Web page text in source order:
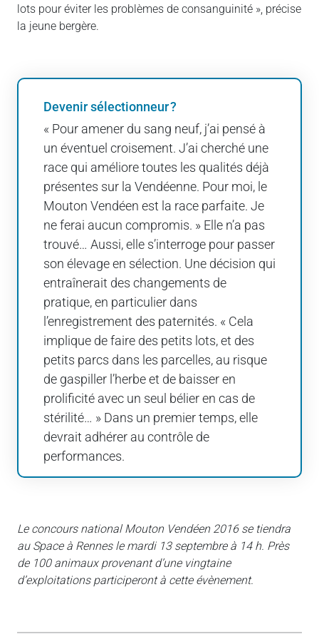
lots pour éviter les problèmes de consanguinité », précise
la jeune bergère.
Devenir sélectionneur ?
« Pour amener du sang neuf, j’ai pensé à
un éventuel croisement. J’ai cherché une
race qui améliore toutes les qualités déjà
présentes sur la Vendéenne. Pour moi, le
Mouton Vendéen est la race parfaite. Je
ne ferai aucun compromis. » Elle n’a pas
trouvé… Aussi, elle s’interroge pour passer
son élevage en sélection. Une décision qui
entraînerait des changements de
pratique, en particulier dans
l’enregistrement des paternités. « Cela
implique de faire des petits lots, et des
petits parcs dans les parcelles, au risque
de gaspiller l’herbe et de baisser en
prolificité avec un seul bélier en cas de
stérilité… » Dans un premier temps, elle
devrait adhérer au contrôle de
performances.
Le concours national Mouton Vendéen 2016 se tiendra
au Space à Rennes le mardi 13 septembre à 14 h. Près
de 100 animaux provenant d’une vingtaine
d’exploitations participeront à cette évènement.